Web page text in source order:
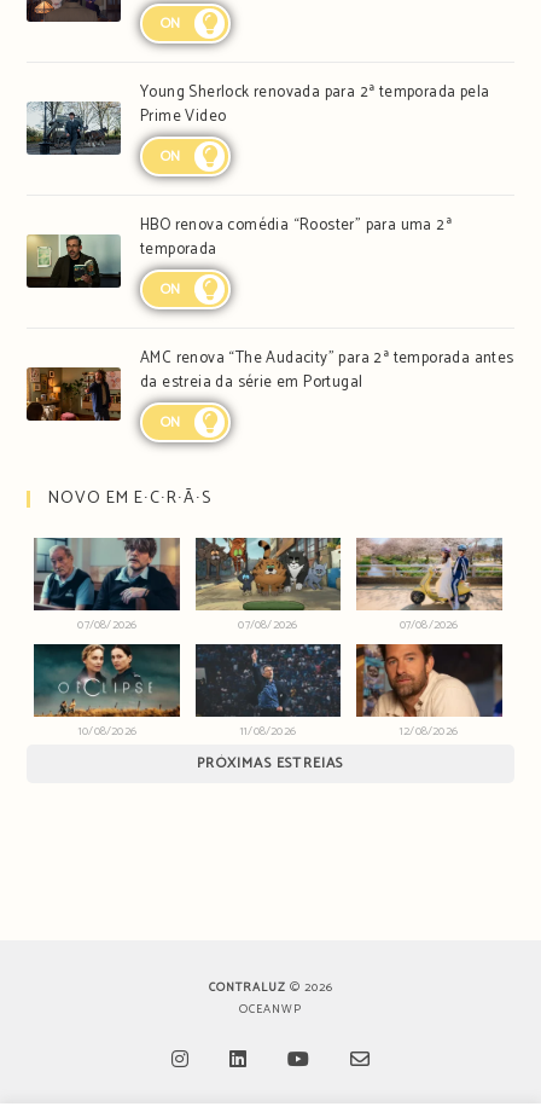
ON
Young Sherlock renovada para 2ª temporada pela
Prime Video
ON
HBO renova comédia “Rooster” para uma 2ª
temporada
ON
AMC renova “The Audacity” para 2ª temporada antes
da estreia da série em Portugal
ON
NOVO EM E∙C∙R∙Ã∙S
07/08/2026 07/08/2026 07/08/2026
10/08/2026 11/08/2026 12/08/2026
PRÓXIMAS ESTREIAS
CONTRALUZ © 2026
OCEANWP